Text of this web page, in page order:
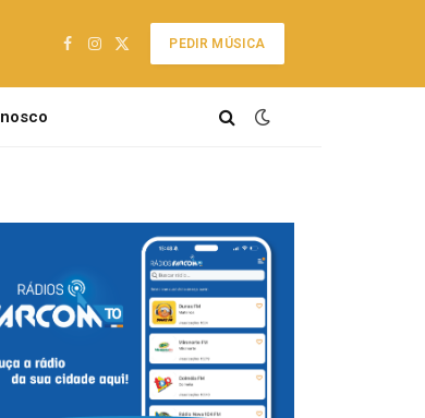
Facebook
Instagram
X
PEDIR MÚSICA